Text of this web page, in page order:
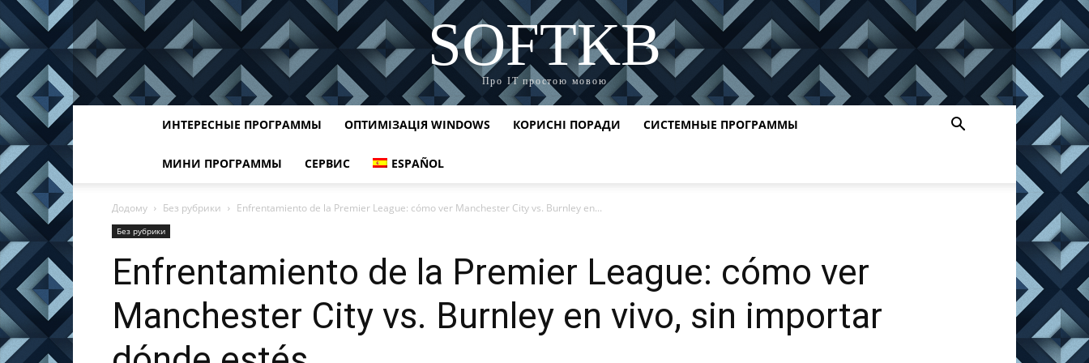
SOFTKB
Про ІТ простою мовою
ИНТЕРЕСНЫЕ ПРОГРАММЫ ОПТИМІЗАЦІЯ WINDOWS КОРИСНІ ПОРАДИ СИСТЕМНЫЕ ПРОГРАММЫ
МИНИ ПРОГРАММЫ СЕРВИС ESPAÑOL
Додому Без рубрики Enfrentamiento de la Premier League: cómo ver Manchester City vs. Burnley en...
Без рубрики
Enfrentamiento de la Premier League: cómo ver
Manchester City vs. Burnley en vivo, sin importar